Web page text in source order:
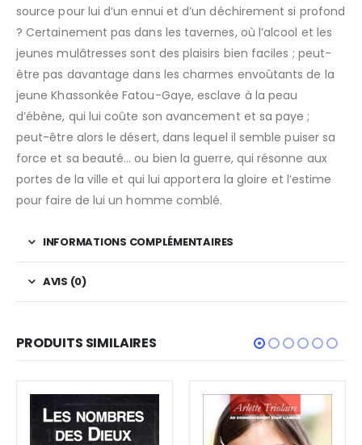
source pour lui d’un ennui et d’un déchirement si profond
? Certainement pas dans les tavernes, où l’alcool et les
jeunes mulâtresses sont des plaisirs bien faciles ; peut-
être pas davantage dans les charmes envoûtants de la
jeune Khassonkée Fatou-Gaye, esclave à la peau
d’ébène, qui lui coûte son avancement et sa paye ;
peut-être alors le désert, dans lequel il semble puiser sa
force et sa beauté… ou bien la guerre, qui résonne aux
portes de la ville et qui lui apportera la gloire et l’estime
pour faire de lui un homme comblé.
INFORMATIONS COMPLÉMENTAIRES
AVIS (0)
PRODUITS SIMILAIRES